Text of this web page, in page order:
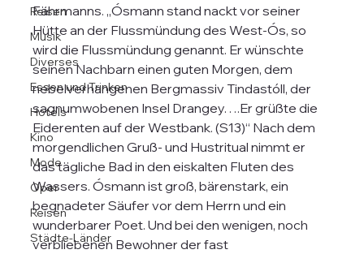
Reisen
Musik
Diverses
Essen und Trinken
Hotels
Kino
Mode
Oper
Reisen
Städte-Länder
Fährmanns. „Ósmann stand nackt vor seiner
Hütte an der Flussmündung des West-Ós, so
wird die Flussmündung genannt. Er wünschte
seinen Nachbarn einen guten Morgen, dem
nebelverhangenen Bergmassiv Tindastóll, der
sagnumwobenen Insel Drangey….Er grüßte die
Eiderenten auf der Westbank. (S13)“ Nach dem
morgendlichen Gruß- und Hustritual nimmt er
das tägliche Bad in den eiskalten Fluten des
Wassers. Ósmann ist groß, bärenstark, ein
begnadeter Säufer vor dem Herrn und ein
wunderbarer Poet. Und bei den wenigen, noch
verbliebenen Bewohner der fast